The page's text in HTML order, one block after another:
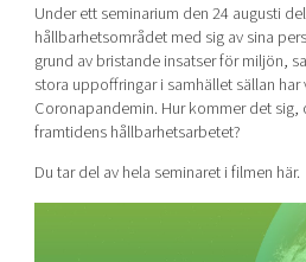
Current offers and activities
Funding opportunities
Reach out to us
Locations
Under ett seminarium den 24 augusti
hållbarhetsområdet med sig av sina
grund av bristande insatser för miljön,
stora uppoffringar i samhället sällan
Coronapandemin. Hur kommer det
framtidens hållbarhetsarbetet?
Du tar del av hela seminaret i filmen här.